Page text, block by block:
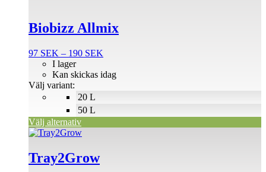
Biobizz Allmix
97 SEK – 190 SEK
till
20 L
50 L
I lager
Kan skickas idag
Välj variant:
Välj alternativ
kan
väljas
produktsidan
Tray2Grow